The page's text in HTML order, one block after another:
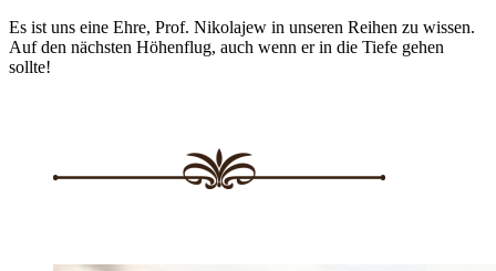
Es ist uns eine Ehre, Prof. Nikolajew in unseren Reihen zu wissen.
Auf den nächsten Höhenflug, auch wenn er in die Tiefe gehen
sollte!